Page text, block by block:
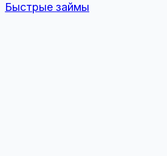
Быстрые займы